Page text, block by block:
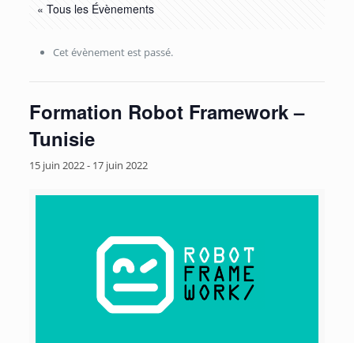
« Tous les Évènements
Cet évènement est passé.
Formation Robot Framework –
Tunisie
15 juin 2022- 17 juin 2022